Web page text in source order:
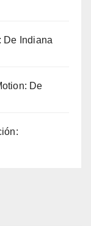
De Indiana
De